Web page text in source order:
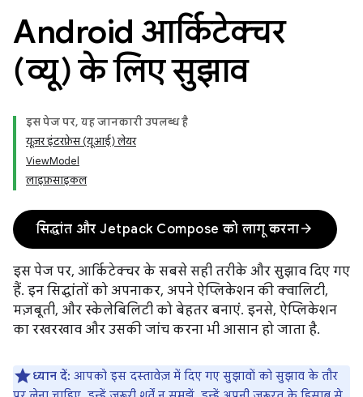
Android आर्किटेक्चर
(व्यू) के लिए सुझाव
इस पेज पर, यह जानकारी उपलब्ध है
यूज़र इंटरफ़ेस (यूआई) लेयर
ViewModel
लाइफ़साइकल
सिद्धांत और Jetpack Compose को लागू करनाarrow_forward
इस पेज पर, आर्किटेक्चर के सबसे सही तरीके और सुझाव दिए गए
हैं. इन सिद्धांतों को अपनाकर, अपने ऐप्लिकेशन की क्वालिटी,
मज़बूती, और स्केलेबिलिटी को बेहतर बनाएं. इनसे, ऐप्लिकेशन
का रखरखाव और उसकी जांच करना भी आसान हो जाता है.
ध्यान दें: आपको इस दस्तावेज़ में दिए गए सुझावों को सुझाव के तौर